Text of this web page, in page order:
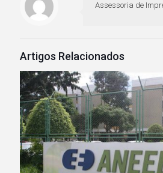
Assessoria de
Artigos Relacionados